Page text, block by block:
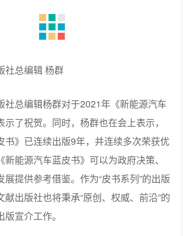
社总编辑 杨群
总编辑杨群对于2021年《新能源汽车
书》已连续出版9年，并连续多次荣获优
能源汽车蓝皮书》可以为政府决策、
展提供参考借鉴。作为“皮书系列”的出版
出版社也将秉承“原创、权威、前沿”的
版宣介工作。